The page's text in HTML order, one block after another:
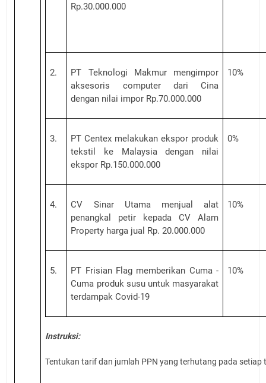
Rp.30.000.000
2.
PT Teknologi Makmur mengimpor
aksesoris computer dari Cina
dengan nilai impor Rp.70.000.000
10%
3.
PT Centex melakukan ekspor produk
tekstil ke Malaysia dengan nilai
ekspor Rp.150.000.000
0%
4.
CV Sinar Utama menjual alat
penangkal petir kepada CV Alam
Property harga jual Rp. 20.000.000
10%
5.
PT Frisian Flag memberikan Cuma -
Cuma produk susu untuk masyarakat
terdampak Covid-19
10%
Instruksi:
Tentukantarif dan jumlah PPN yang terhutang pada setiap